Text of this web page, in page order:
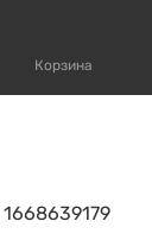
Корзина
1668639179